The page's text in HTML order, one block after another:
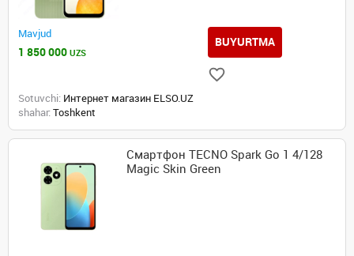
Mavjud
1 850 000 UZS
BUYURTMA
Sotuvchi: Интернет магазин ELSO.UZ
shahar: Toshkent
Смартфон TECNO Spark Go 1 4/128
Magic Skin Green